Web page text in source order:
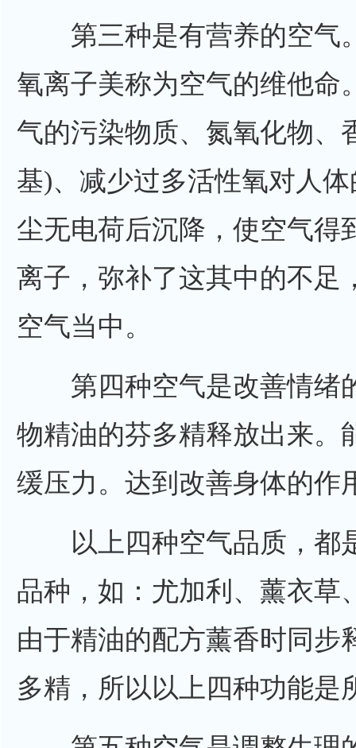
第三种是有营养的空气
氧离子美称为空气的维他命
气的污染物质、氮氧化物、
基)、减少过多活性氧对人
尘无电荷后沉降，使空气得
离子，弥补了这其中的不足
空气当中。
第四种空气是改善情绪
物精油的芬多精释放出来。
缓压力。达到改善身体的作
以上四种空气品质，都
品种，如：尤加利、薰衣草
由于精油的配方薰香时同步
多精，所以以上四种功能是